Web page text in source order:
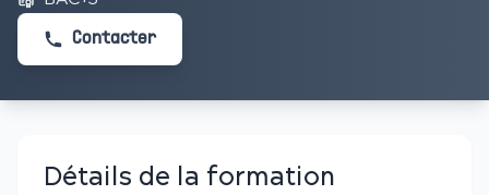
Contacter
Détails de la formation